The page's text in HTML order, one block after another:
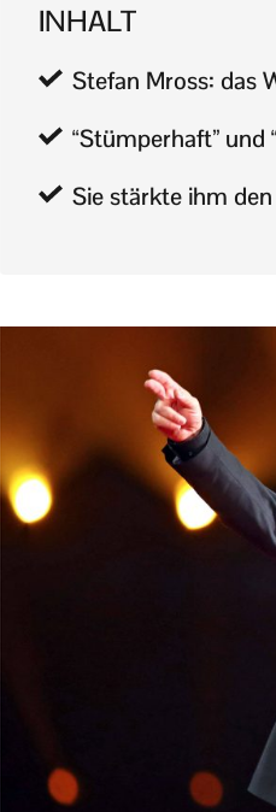
INHALT
Stefan Mross: das
“Stümperhaft” und
Sie stärkte ihm